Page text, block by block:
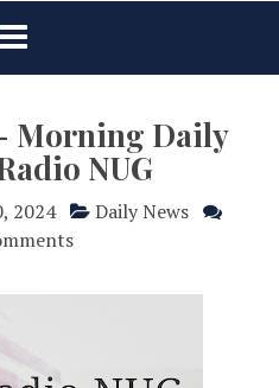
- Morning Daily
NUG
2024
Daily News